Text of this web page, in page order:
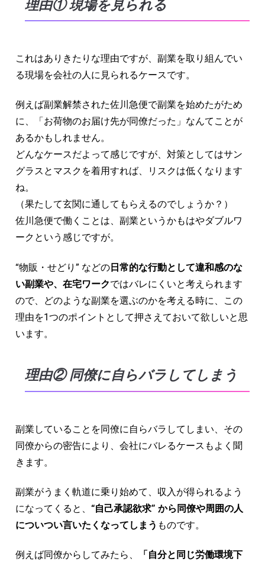
理由① 現場を見られる
これはありきたりな理由ですが、副業を取り組んでい
る現場を会社の人に見られるケースです。
例えば副業解禁された佐川急便で副業を始めたがため
に、「お荷物のお届け先が同僚だった」なんてことが
あるかもしれません。
どんなケースだよって感じですが、対策としてはサン
グラスとマスクを着用すれば、リスクは低くなります
ね。
（果たして玄関に通してもらえるのでしょうか？）
佐川急便で働くことは、副業というかもはやダブルワ
ークという感じですが。
“物販・せどり” などの日常的な行動として違和感のな
い副業や、在宅ワークではバレにくいと考えられます
ので、どのような副業を選ぶのかを考える時に、この
理由を1つのポイントとして押さえておいて欲しいと思
います。
理由② 同僚に自らバラしてしまう
副業していることを同僚に自らバラしてしまい、その
同僚からの密告により、会社にバレるケースもよく聞
きます。
副業がうまく軌道に乗り始めて、収入が得られるよう
になってくると、 “自己承認欲求” から同僚や周囲の人
についつい言いたくなってしまう ものです。
例えば同僚からしてみたら、
「自分と同じ労働環境下